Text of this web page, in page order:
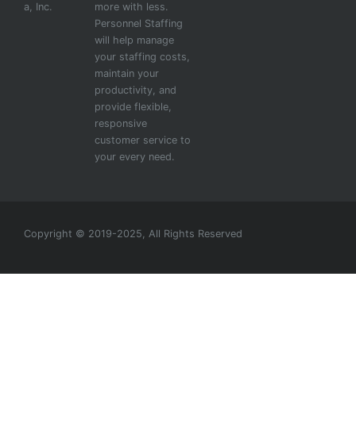
a, Inc.
more with less.
Personnel Staffing
will help manage
your staffing costs,
maintain your
productivity, and
provide flexible,
responsive
customer service to
your every need.
Copyright © 2019-2025, All Rights Reserved